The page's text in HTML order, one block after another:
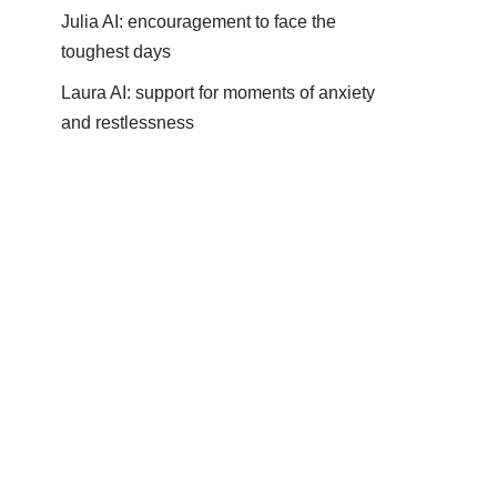
Julia AI: encouragement to face the
toughest days
Laura AI: support for moments of anxiety
and restlessness